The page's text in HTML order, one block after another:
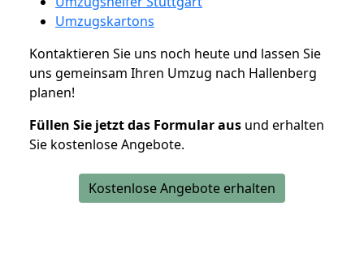
Umzugskartons
Kontaktieren Sie uns noch heute und lassen Sie
uns gemeinsam Ihren Umzug nach Hallenberg
planen!
Füllen Sie jetzt das Formular aus und erhalten
Sie kostenlose Angebote.
Kostenlose Angebote erhalten